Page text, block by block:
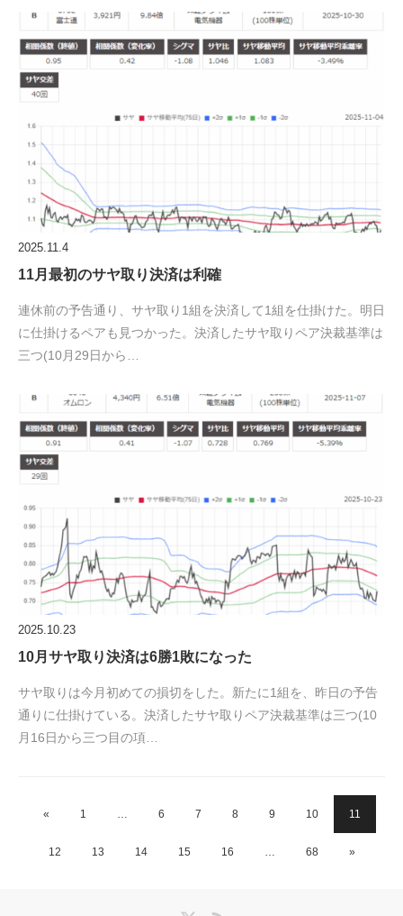
2025.11.4
11月最初のサヤ取り決済は利確
連休前の予告通り、サヤ取り1組を決済して1組を仕掛けた。明日
に仕掛けるペアも見つかった。決済したサヤ取りペア決裁基準は
三つ(10月29日から…
2025.10.23
10月サヤ取り決済は6勝1敗になった
サヤ取りは今月初めての損切をした。新たに1組を、昨日の予告
通りに仕掛けている。決済したサヤ取りペア決裁基準は三つ(10
月16日から三つ目の項…
« 1 … 6 7 8 9 10 11
12 13 14 15 16 … 68 »